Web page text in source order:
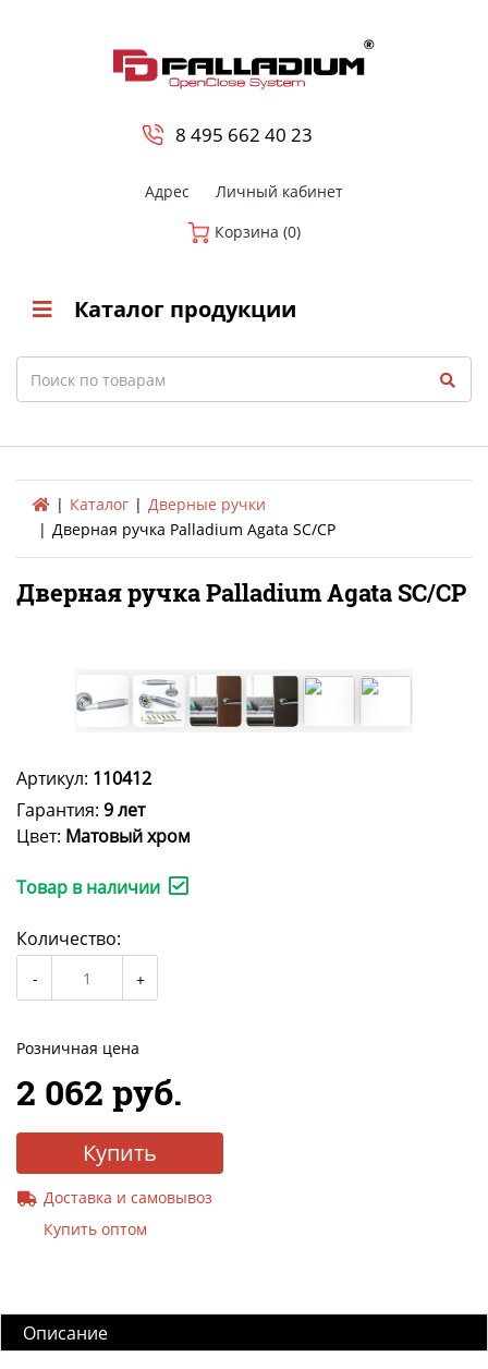
8 495 662 40 23
Адрес
Личный кабинет
Корзина (0)
Каталог продукции
Search
Каталог
Дверные ручки
Дверная ручка Palladium Agata SC/CP
Дверная ручка Palladium Agata SC/CP
Артикул: 110412
Гарантия: 9 лет
Цвет: Матовый хром
Товар в наличии
Количество:
Розничная цена
2 062 руб.
Купить
Доставка и самовывоз
Купить оптом
Описание